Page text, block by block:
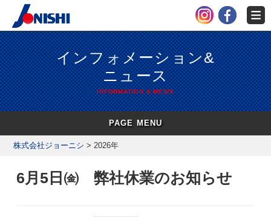
インフォメーション&
ニュース
INFORMATION & MEWS
PAGE MENU
株式会社ジョーニシ >2026年
6月5日㈮ 弊社休業のお知らせ